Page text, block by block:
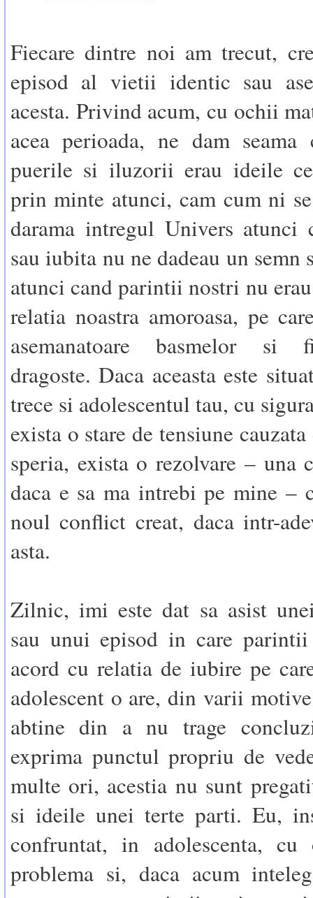
Fiecare dintre noi am trecut,
episod al vietii identic sau
acesta. Privind acum, cu ochii
acea perioada, ne dam
puerile si iluzorii erau ideile
prin minte atunci, cam cum ni
darama intregul Univers atunci
sau iubita nu ne dadeau un semn
atunci cand parintii nostri nu
relatia noastra amoroasa, pe
asemanatoare basmelor si
dragoste. Daca aceasta este
trece si adolescentul tau, cu
exista o stare de tensiune
speria, exista o rezolvare – una
daca e sa ma intrebi pe mine –
noul conflict creat, daca intr-
asta.
Zilnic, imi este dat sa asist
sau unui episod in care
acord cu relatia de iubire pe
adolescent o are, din varii
abtine din a nu trage
exprima punctul propriu de
multe ori, acestia nu sunt
si ideile unei terte parti. Eu,
confruntat, in adolescenta,
problema si, daca acum